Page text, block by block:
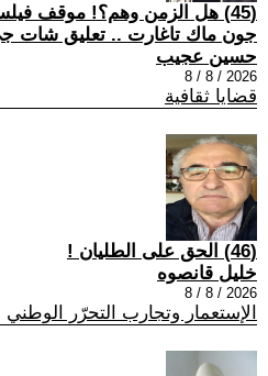
(45) هل الزمن وهم؟! موقف
جون ماك تاغارت .. تعليق شات
حسين عجيب
2026 / 8 / 8
قضايا ثقافية
(46) الحق على الطليان !
خليل قانصوه
2026 / 8 / 8
الإستعمار وتجارب التحرّر الوطني